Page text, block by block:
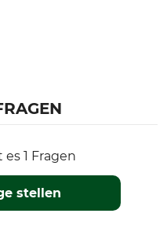
1 Fragen
stellen